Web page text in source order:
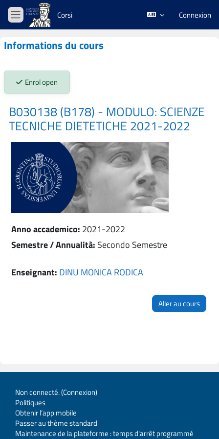
Passer au contenu principal
Panneau latéral
Corsi Connexion
Informations du cours
Stato iscrizioni:
Enrol open
B030138 (B178) - MODULO: SCIENZE
TECNICHE DIETETICHE 2021-2022
Anno accademico: 2021-2022
Semestre / Annualità: Secondo Semestre
Enseignant: DINU MONICA RODICA
Aller au cours
Non connecté. (Connexion)
Politiques
Obtenir l’app mobile
Passer au thème standard
Maintenance de la plateforme : temps d'arrêt programmé